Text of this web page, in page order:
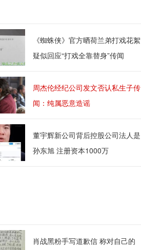
《蜘蛛侠》官方晒荷兰弟打戏花絮
疑似回应“打戏全靠替身”传闻
周杰伦经纪公司发文否认私生子传
闻：纯属恶意造谣
董宇辉新公司背后控股公司法人是
孙东旭 注册资本1000万
肖战黑粉手写道歉信 称对自己的